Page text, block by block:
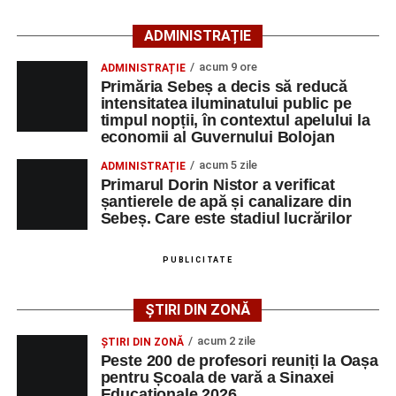
este sponsor oficial.
Povestea lui Pablo José Angel Mora Estrada este una
despre performanță, identitate și atașament față de
România. Deși trăiește în Germania și provine dintr-o
fost prezentă și o mică galerie a formației din Sebeș, care
și-a încurajat echipa pe întreaga durată a jocului.
CSM Sebeș va disputa următorul meci de verificare
miercuri, 5 august, de la ora 19.30, tot pe terenul din
Pielaru, adversară urmând să fie o altă formație din
județul Sibiu, FC Avrig.
ADMINISTRAȚIE
ADMINISTRAȚIE acum 9 ore
Primăria Sebeș a decis să reducă
intensitatea iluminatului public pe
timpul nopții, în contextul apelului la
economii al Guvernului Bolojan
ADMINISTRAȚIE acum 5 zile
Primarul Dorin Nistor a verificat
șantierele de apă și canalizare din
Sebeș. Care este stadiul lucrărilor
PUBLICITATE
ȘTIRI DIN ZONĂ
ȘTIRI DIN ZONĂ acum 2 zile
Peste 200 de profesori reuniți la Oașa
pentru Școala de vară a Sinaxei